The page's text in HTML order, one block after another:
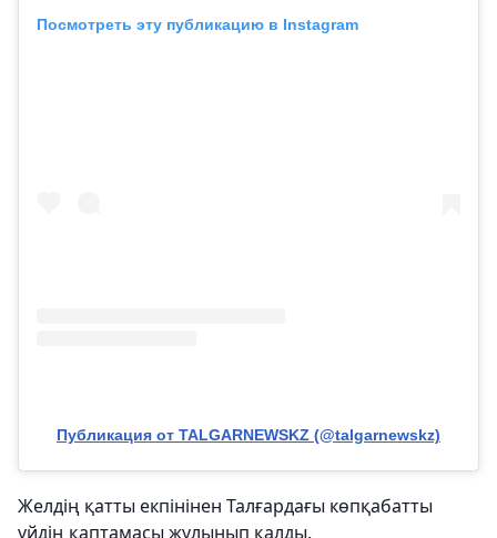
Посмотреть эту публикацию в Instagram
Публикация от TALGARNEWSKZ (@talgarnewskz)
Желдің қатты екпінінен Талғардағы көпқабатты
үйдің қаптамасы жұлынып қалды.